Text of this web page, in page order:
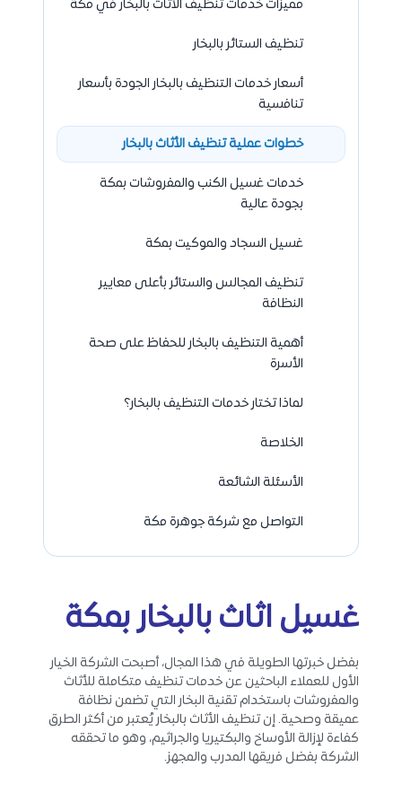
مميزات خدمات تنظيف الأثاث بالبخار في مكة
تنظيف الستائر بالبخار
أسعار خدمات التنظيف بالبخار الجودة بأسعار
تنافسية
خطوات عملية تنظيف الأثاث بالبخار
خدمات غسيل الكنب والمفروشات بمكة
بجودة عالية
غسيل السجاد والموكيت بمكة
تنظيف المجالس والستائر بأعلى معايير
النظافة
أهمية التنظيف بالبخار للحفاظ على صحة
الأسرة
لماذا تختار خدمات التنظيف بالبخار؟
الخلاصة
الأسئلة الشائعة
التواصل مع شركة جوهرة مكة
غسيل اثاث بالبخار بمكة
بفضل خبرتها الطويلة في هذا المجال، أصبحت الشركة الخيار
الأول للعملاء الباحثين عن خدمات تنظيف متكاملة للأثاث
والمفروشات باستخدام تقنية البخار التي تضمن نظافة
عميقة وصحية. إن تنظيف الأثاث بالبخار يُعتبر من أكثر الطرق
كفاءة لإزالة الأوساخ والبكتيريا والجراثيم، وهو ما تحققه
الشركة بفضل فريقها المدرب والمجهز.